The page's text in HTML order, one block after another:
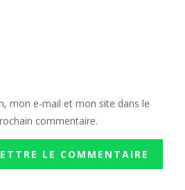
mon e-mail et mon site dans le
commentaire.
LE COMMENTAIRE